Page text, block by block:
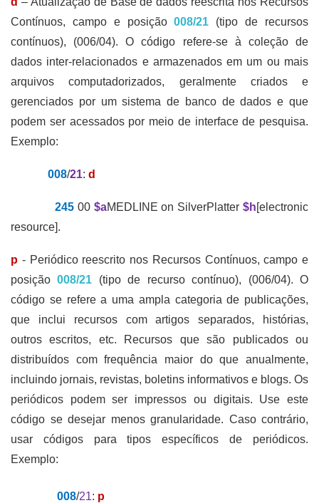
Contínuos, campo e posição008/21 (tipo de recursos
contínuos), (006/04). O código refere-se à coleção de
dados inter-relacionados e armazenados em um ou mais
arquivos computadorizados, geralmente criados e
gerenciados por um sistema de banco de dados e que
podem ser acessados por meio de interface de pesquisa.
Exemplo:
008/21: d
245 00 $aMEDLINE on SilverPlatter$h[electronic
resource].
p - Periódico reescrito nos Recursos Contínuos, campo e
posição008/21 (tipo de recurso contínuo), (006/04). O
código se refere a uma ampla categoria de publicações,
que inclui recursos com artigos separados, histórias,
outros escritos, etc. Recursos que são publicados ou
distribuídos com frequência maior do que anualmente,
incluindo jornais, revistas, boletins informativos e blogs. Os
periódicos podem ser impressos ou digitais. Use este
código se desejar menos granularidade. Caso contrário,
usar códigos para tipos específicos de periódicos.
Exemplo:
008/21: p